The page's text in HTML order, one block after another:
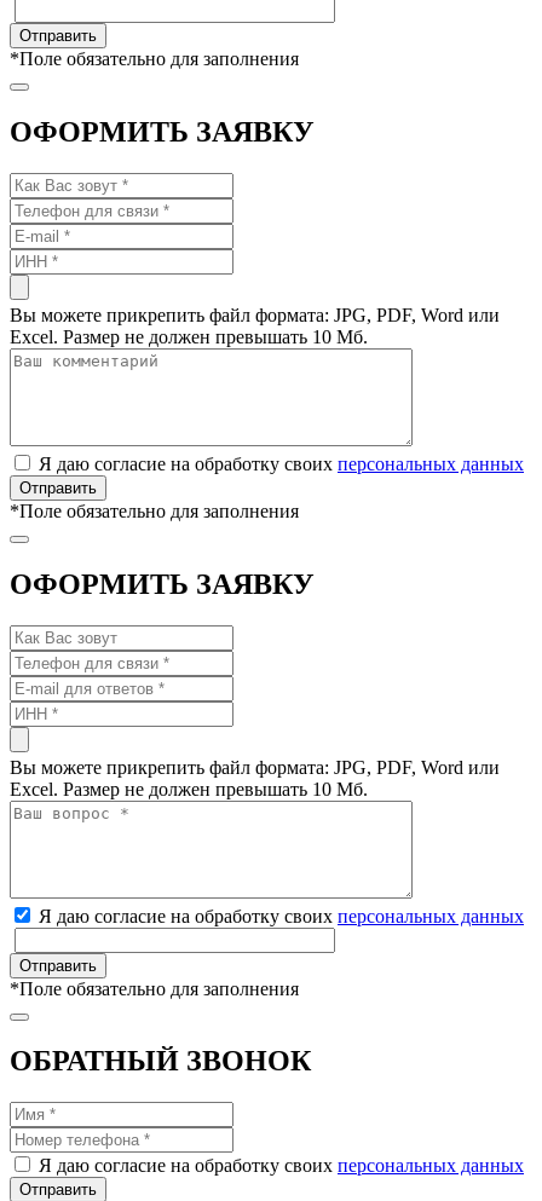
*Поле обязательно для заполнения
ОФОРМИТЬ ЗАЯВКУ
Вы можете прикрепить файл формата: JPG, PDF, Word или
Excel. Размер не должен превышать 10 Мб.
Я даю согласие на обработку своих персональных данных
*Поле обязательно для заполнения
ОФОРМИТЬ ЗАЯВКУ
Вы можете прикрепить файл формата: JPG, PDF, Word или
Excel. Размер не должен превышать 10 Мб.
Я даю согласие на обработку своих персональных данных
*Поле обязательно для заполнения
ОБРАТНЫЙ ЗВОНОК
Я даю согласие на обработку своих персональных данных